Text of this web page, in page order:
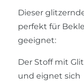
Dieser
perfekt für
geeignet:
Der Stoff mit
und eignet sich